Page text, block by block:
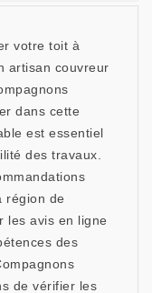
votre toit à
artisan couvreur
dans cette
est essentiel
des travaux.
région de
les avis en ligne
des
de vérifier les